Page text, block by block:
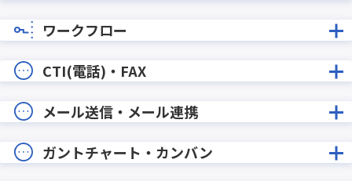
ワークフロー
CTI(電話)・FAX
メール送信・メール連携
ガントチャート・カンバン